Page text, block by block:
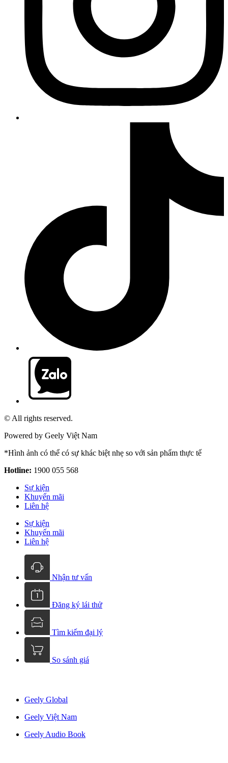
© All rights reserved.
Powered by Geely Việt Nam
*Hình ảnh có thể có sự khác biệt nhẹ so với sản phẩm thực tế
Hotline: 1900 055 568
Sự kiện
Khuyến mãi
Liên hệ
Sự kiện
Khuyến mãi
Liên hệ
Nhận tư vấn
Đăng ký lái thử
Tìm kiếm đại lý
So sánh giá
Geely Global
Geely Việt Nam
Geely Audio Book